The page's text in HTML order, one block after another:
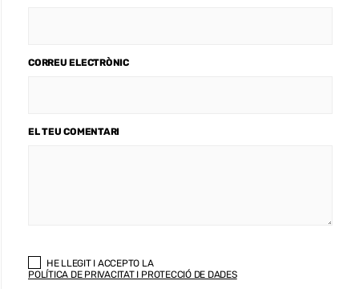
CORREU ELECTRÒNIC
EL TEU COMENTARI
HE LLEGIT I ACCEPTO LA
POLÍTICA DE PRIVACITAT I PROTECCIÓ DE DADES